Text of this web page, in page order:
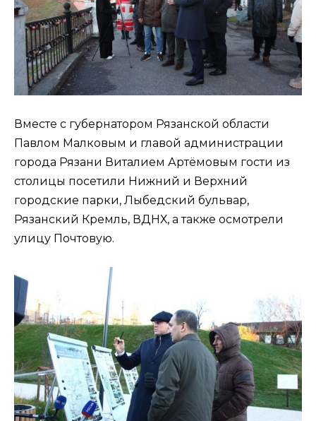
Вместе с губернатором Рязанской области
Павлом Малковым и главой администрации
города Рязани Виталием Артёмовым гости из
столицы посетили Нижний и Верхний
городские парки, Лыбедский бульвар,
Рязанский Кремль, ВДНХ, а также осмотрели
улицу Почтовую.